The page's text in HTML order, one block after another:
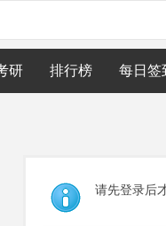
研 排行榜 每日签
请先登录后